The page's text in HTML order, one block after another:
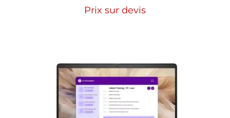
Prix sur devis